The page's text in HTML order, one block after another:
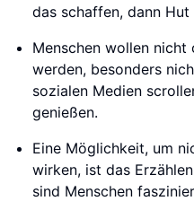
das schaffen, dann Hut
Menschen wollen
werden, besonders
sozialen Medien
genießen.
Eine Möglichkeit, um
wirken, ist das
sind Menschen